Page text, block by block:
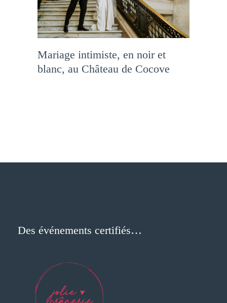
Mariage intimiste, en noir et
blanc, au Château de Cocove
Des événements certifiés…